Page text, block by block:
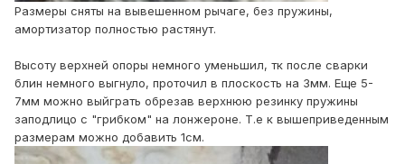
Размеры сняты на вывешенном рычаге, без пружины,
амортизатор полностью растянут.
Высоту верхней опоры немного уменьшил, тк после сварки
блин немного выгнуло, проточил в плоскость на 3мм. Еще 5-
7мм можно выйграть обрезав верхнюю резинку пружины
заподлицо с "грибком" на лонжероне. Т.е к вышеприведенным
размерам можно добавить 1см.